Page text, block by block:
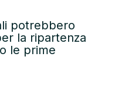
potrebbero
la ripartenza
le prime